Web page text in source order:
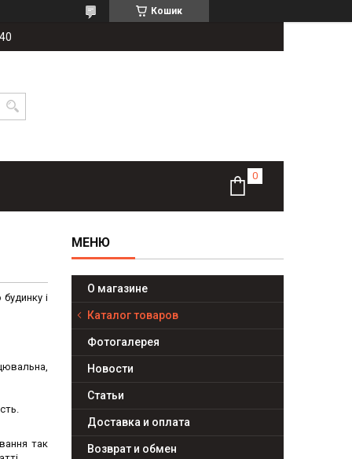
Кошик
і
так
О магазине
Каталог товаров
Фотогалерея
Новости
Статьи
Доставка и оплата
Возврат и обмен